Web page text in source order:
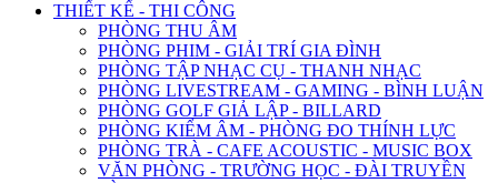
THIẾT KẾ - THI CÔNG
PHÒNG THU ÂM
PHÒNG PHIM - GIẢI TRÍ GIA ĐÌNH
PHÒNG TẬP NHẠC CỤ - THANH NHẠC
PHÒNG LIVESTREAM - GAMING - BÌNH LUẬN
PHÒNG GOLF GIẢ LẬP - BILLARD
PHÒNG KIỂM ÂM - PHÒNG ĐO THÍNH LỰC
PHÒNG TRÀ - CAFE ACOUSTIC - MUSIC BOX
VĂN PHÒNG - TRƯỜNG HỌC - ĐÀI TRUYỀN